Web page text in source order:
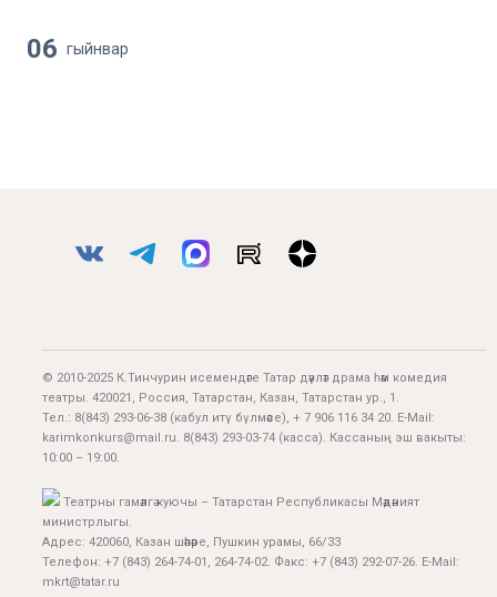
06 гыйнвар
© 2010-2025 К.Тинчурин исемендәге Татар дәүләт драма һәм комедия
театры. 420021, Россия, Татарстан, Казан, Татарстан ур., 1.
Тел.: 8(843) 293-06-38 (кабул итү бүлмәсе), + 7 906 116 34 20. E-Mail:
karimkonkurs@mail.ru. 8(843) 293-03-74 (касса). Кассаның эш вакыты:
10:00 – 19:00.
Театрны гамәлгә куючы – Татарстан Республикасы Мәдәният
министрлыгы.
Адрес: 420060, Казан шәһәре, Пушкин урамы, 66/33
Телефон: +7 (843) 264-74-01, 264-74-02. Факс: +7 (843) 292-07-26. E-Mail:
mkrt@tatar.ru